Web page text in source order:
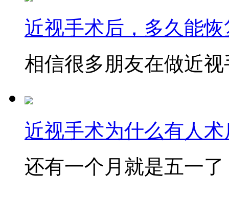
近视手术后，多久能
相信很多朋友在做近
近视手术为什么有人
还有一个月就是五一